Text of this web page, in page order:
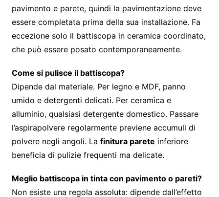
pavimento e parete, quindi la pavimentazione deve
essere completata prima della sua installazione. Fa
eccezione solo il battiscopa in ceramica coordinato,
che può essere posato contemporaneamente.
Come si pulisce il battiscopa?
Dipende dal materiale. Per legno e MDF, panno
umido e detergenti delicati. Per ceramica e
alluminio, qualsiasi detergente domestico. Passare
l’aspirapolvere regolarmente previene accumuli di
polvere negli angoli. La finitura parete inferiore
beneficia di pulizie frequenti ma delicate.
Meglio battiscopa in tinta con pavimento o pareti?
Non esiste una regola assoluta: dipende dall’effetto